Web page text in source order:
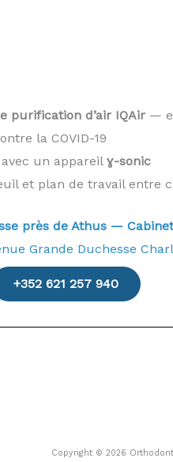
purification d’air IQAir—
la COVID-19
un appareil ɣ-sonic
et plan de travail entre
près de Athus —
Grande Duchesse
+352 621 257 940
Copyright © 2026